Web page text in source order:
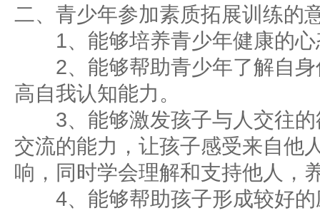
二、青少年参加素质拓展训练的
1、能够培养青少年健康的心
2、能够帮助青少年了解自身
高自我认知能力。
3、能够激发孩子与人交往的
交流的能力，让孩子感受来自他
响，同时学会理解和支持他人，
4、能够帮助孩子形成较好的